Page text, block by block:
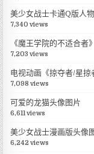
美少女战士卡通Q版人
7,340 views
《魔王学院的不适合者
7,203 views
电视动画《掠夺者/星掠
7,098 views
可爱的龙猫头像图片
6,611 views
美少女战士漫画版头像
6,242 views